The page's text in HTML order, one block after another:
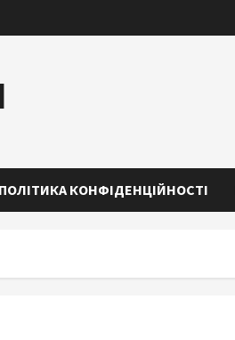
ПОЛІТИКА КОНФІДЕНЦІЙНОСТІ